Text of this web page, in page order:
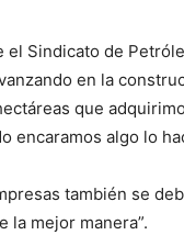
Sindicato de
en la
que
encaramos algo lo
también se
la mejor manera”.